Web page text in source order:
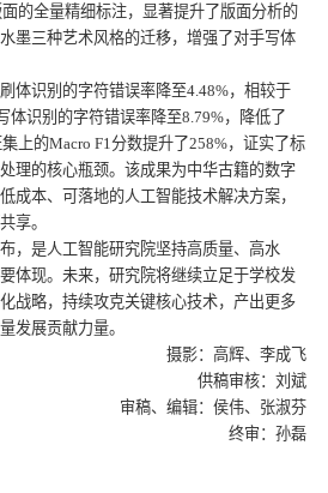
的全量精细标注，显著提升了版面分析的
墨三种艺术风格的迁移，增强了对手写体
体识别的字符错误率降至4.48%，相较于
体识别的字符错误率降至8.79%，降低了
上的Macro F1分数提升了258%，证实了标
理的核心瓶颈。该成果为中华古籍的数字
成本、可落地的人工智能技术解决方案，
享。
，是人工智能研究院坚持高质量、高水
体现。未来，研究院将继续立足于学校发
战略，持续攻克关键核心技术，产出更多
发展贡献力量。
摄影：高辉、李成飞
供稿审核：刘斌
审稿、编辑：侯伟、张淑芬
终审：孙磊